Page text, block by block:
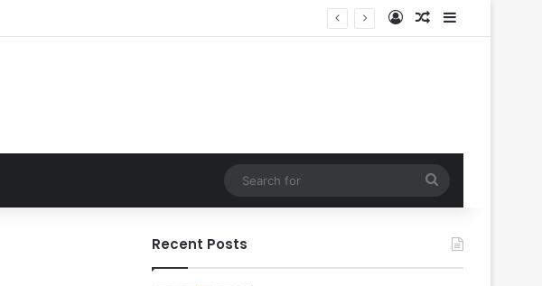
Menopause Log InRandom Article
Sidebar
for
Recent Posts